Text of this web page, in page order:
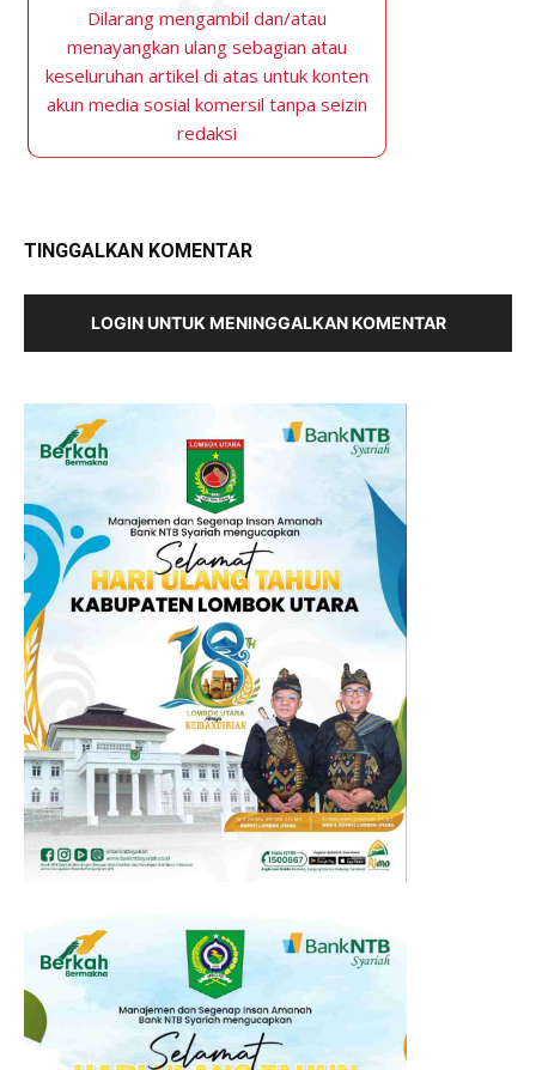
Dilarang mengambil dan/atau
menayangkan ulang sebagian atau
keseluruhan artikel di atas untuk konten
akun media sosial komersil tanpa seizin
redaksi
TINGGALKAN KOMENTAR
LOGIN UNTUK MENINGGALKAN KOMENTAR